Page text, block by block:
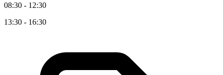
08:30 - 12:30
13:30 - 16:30